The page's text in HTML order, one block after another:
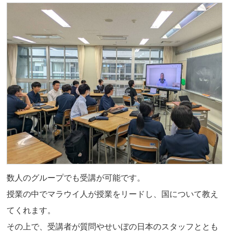
数人のグループでも受講が可能です。
授業の中でマラウイ人が授業をリードし、国について教え
てくれます。
その上で、受講者が質問やせいぼの日本のスタッフととも